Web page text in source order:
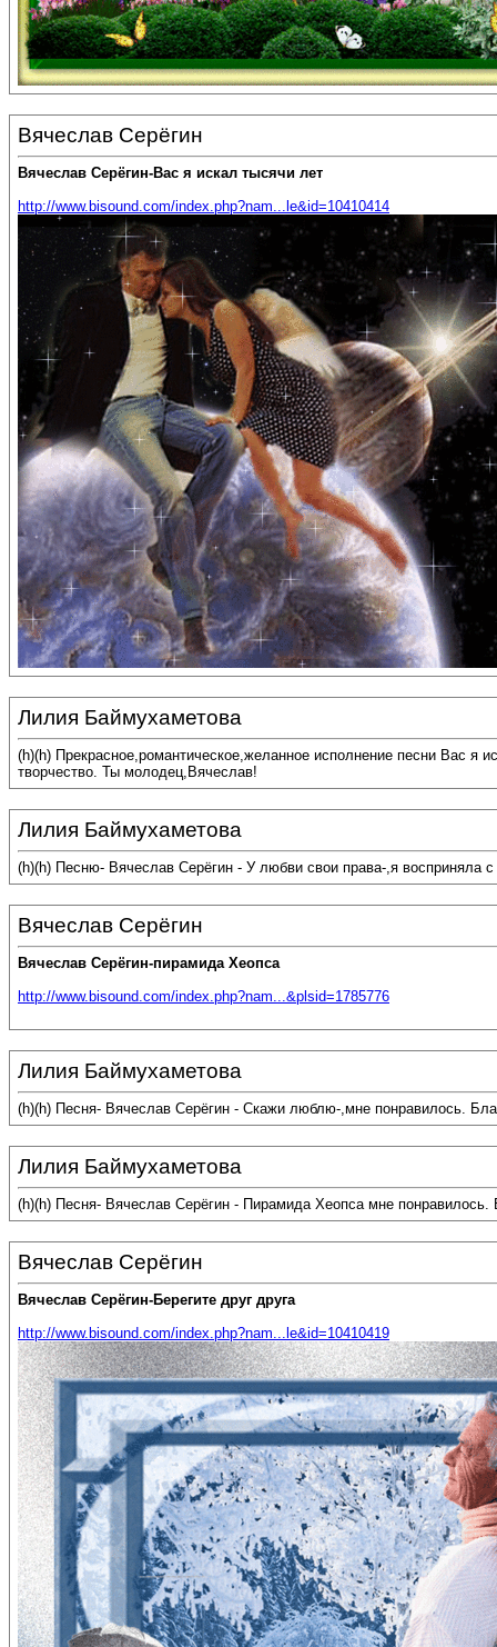
Вячеслав Серёгин
Вячеслав Серёгин-Вас я искал тысячи лет
http://www.bisound.com/index.php?nam...le&id=10410414
Лилия Баймухаметова
(h)(h) Прекрасное,романтическое,желанное исполнение песни Вас я
творчество. Ты молодец,Вячеслав!
Лилия Баймухаметова
(h)(h) Песню- Вячеслав Серёгин - У любви свои права-,я
Вячеслав Серёгин
Вячеслав Серёгин-пирамида Хеопса
http://www.bisound.com/index.php?nam...&plsid=1785776
Лилия Баймухаметова
(h)(h) Песня- Вячеслав Серёгин - Скажи люблю-,мне понравилось.
Лилия Баймухаметова
(h)(h) Песня- Вячеслав Серёгин - Пирамида Хеопса мне
Вячеслав Серёгин
Вячеслав Серёгин-Берегите друг друга
http://www.bisound.com/index.php?nam...le&id=10410419